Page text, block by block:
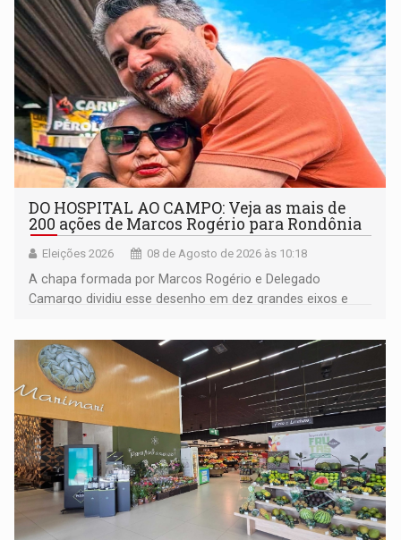
DO HOSPITAL AO CAMPO: Veja as mais de
200 ações de Marcos Rogério para Rondônia
Eleições 2026 08 de Agosto de 2026 às 10:18
A chapa formada por Marcos Rogério e Delegado
Camargo dividiu esse desenho em dez grandes eixos e